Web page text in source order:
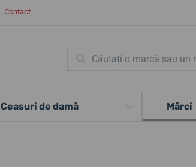
Contact
Ceasuri de damă Mărci